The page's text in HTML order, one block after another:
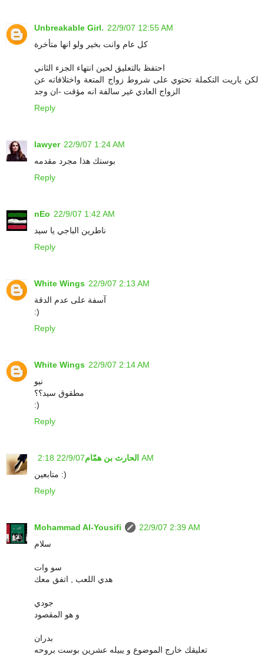
Unbreakable Girl. 22/9/07 12:55 AM
كل عام وانت بخير ولو انها متأخرة
احتفظ بالتعليق لحين انتهاء الجزء الثاني
لكن ياريت التكملة تحتوي على شروط زواج المتعة واختلافاته عن
الزواج العادي غير سالفة انه مؤقت -ان وجد
Reply
lawyer 22/9/07 1:24 AM
بوستك هذا مجرد مقدمه
Reply
nEo 22/9/07 1:42 AM
ناطرين الباجي يا سيد
Reply
White Wings 22/9/07 2:13 AM
آسفة على عدم الدقة
:)
Reply
White Wings 22/9/07 2:14 AM
نيو
مطقوق سيد؟؟
:)
Reply
الحارث بن همّام 22/9/07 2:18 AM
متابعين :)
Reply
Mohammad Al-Yousifi
22/9/07 2:39 AM
سلام
سو وات
هدي اللعب , اتفق معك
جودي
و هو المقصود
بدران
تعليقك خارج الموضوع و يبيله عشرين بوست بروحه